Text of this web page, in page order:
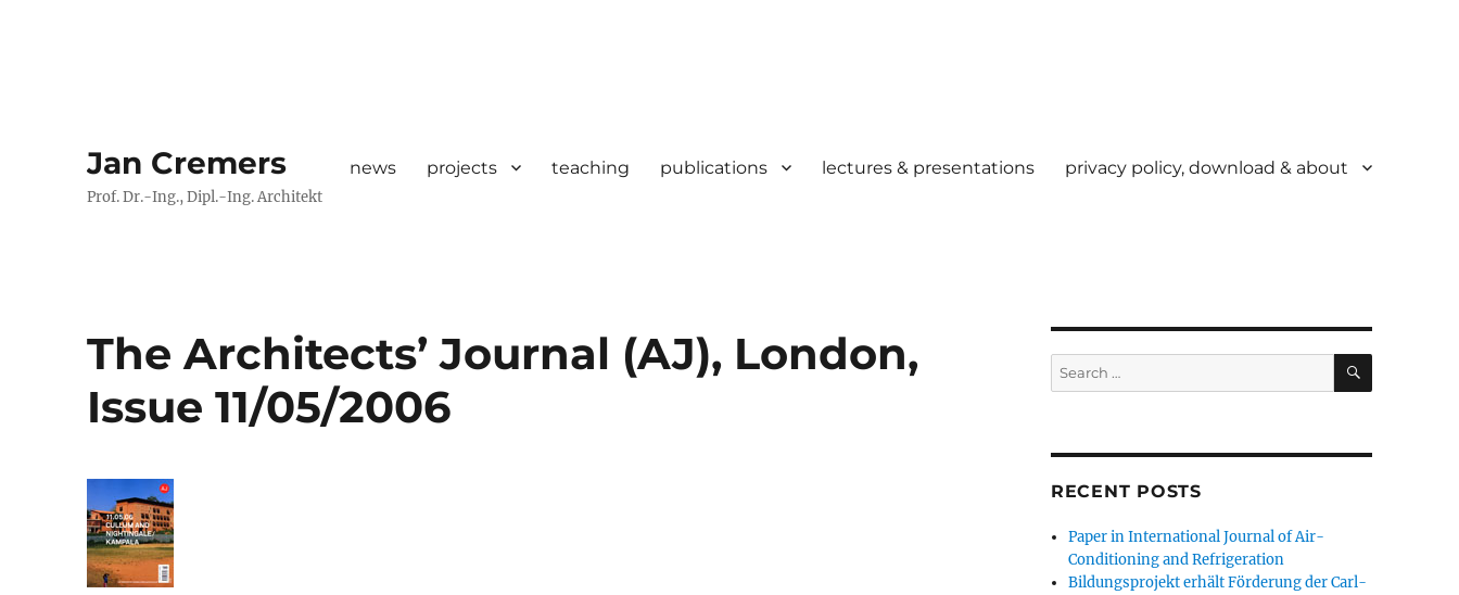
Jan Cremers
Prof. Dr.-Ing., Dipl.-Ing. Architekt
news projects teaching publications lectures & presentations privacy policy, download & about
The Architects’ Journal (AJ), London,
Issue 11/05/2006
Search
for:
SEARCH
RECENT POSTS
Paper in International Journal of Air-
Conditioning and Refrigeration
Bildungsprojekt erhält Förderung der Carl-